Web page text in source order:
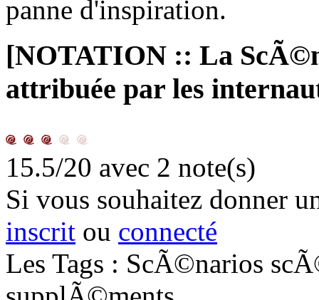
panne d'inspiration.
[NOTATION :: La
attribuée par les
15.5/20 avec 2 note(s)
Si vous souhaitez donner
inscrit ou connecté
Les Tags : ScÃ©narios